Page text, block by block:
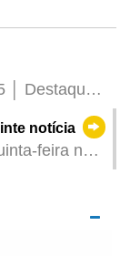
│ Destaques
notícia
feira no